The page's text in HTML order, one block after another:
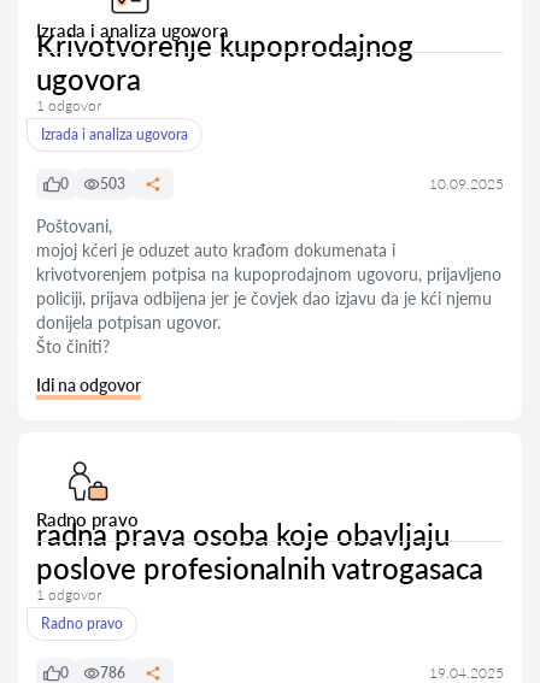
Izrada i analiza ugovora
Krivotvorenje kupoprodajnog
ugovora
1 odgovor
Izrada i analiza ugovora
0 503 10.09.2025
Poštovani,
mojoj kćeri je oduzet auto krađom dokumenata i
krivotvorenjem potpisa na kupoprodajnom ugovoru, prijavljeno
policiji, prijava odbijena jer je čovjek dao izjavu da je kći njemu
donijela potpisan ugovor.
Što činiti?
Idi na odgovor
Radno pravo
radna prava osoba koje obavljaju
poslove profesionalnih vatrogasaca
1 odgovor
Radno pravo
0 786 19.04.2025